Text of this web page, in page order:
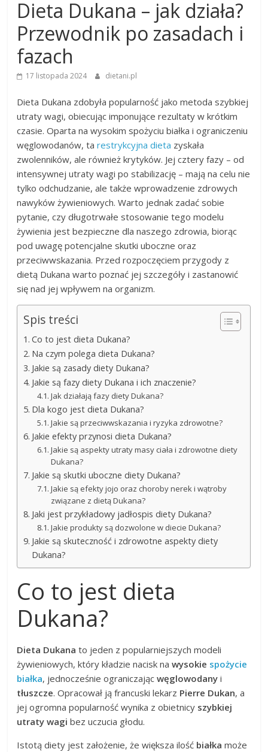
Dieta Dukana – jak działa?
Przewodnik po zasadach i
fazach
17 listopada 2024 dietani.pl
Dieta Dukana zdobyła popularność jako metoda szybkiej
utraty wagi, obiecując imponujące rezultaty w krótkim
czasie. Oparta na wysokim spożyciu białka i ograniczeniu
węglowodanów, tarestrykcyjna dieta zyskała
zwolenników, ale również krytyków. Jej cztery fazy – od
intensywnej utraty wagi po stabilizację – mają na celu nie
tylko odchudzanie, ale także wprowadzenie zdrowych
nawyków żywieniowych. Warto jednak zadać sobie
pytanie, czy długotrwałe stosowanie tego modelu
żywienia jest bezpieczne dla naszego zdrowia, biorąc
pod uwagę potencjalne skutki uboczne oraz
przeciwwskazania. Przed rozpoczęciem przygody z
dietą Dukana warto poznać jej szczegóły i zastanowić
się nad jej wpływem na organizm.
Spis treści
Co to jest dieta Dukana?
Na czym polega dieta Dukana?
Jakie są zasady diety Dukana?
Jakie są fazy diety Dukana i ich znaczenie?
Jak działają fazy diety Dukana?
Dla kogo jest dieta Dukana?
Jakie są przeciwwskazania i ryzyka zdrowotne?
Jakie efekty przynosi dieta Dukana?
Jakie są aspekty utraty masy ciała i zdrowotne diety
Dukana?
Jakie są skutki uboczne diety Dukana?
Jakie są efekty jojo oraz choroby nerek i wątroby
związane z dietą Dukana?
Jaki jest przykładowy jadłospis diety Dukana?
Jakie produkty są dozwolone w diecie Dukana?
Jakie są skuteczność i zdrowotne aspekty diety
Dukana?
Co to jest dieta
Dukana?
Dieta Dukana to jeden z popularniejszych modeli
żywieniowych, który kładzie nacisk nawysokie spożycie
białka, jednocześnie ograniczającwęglowodany i
tłuszcze. Opracował ją francuski lekarz Pierre Dukan, a
jej ogromna popularność wynika z obietnicy szybkiej
utraty wagi bez uczucia głodu.
Istotą diety jest założenie, że większa ilość białka może